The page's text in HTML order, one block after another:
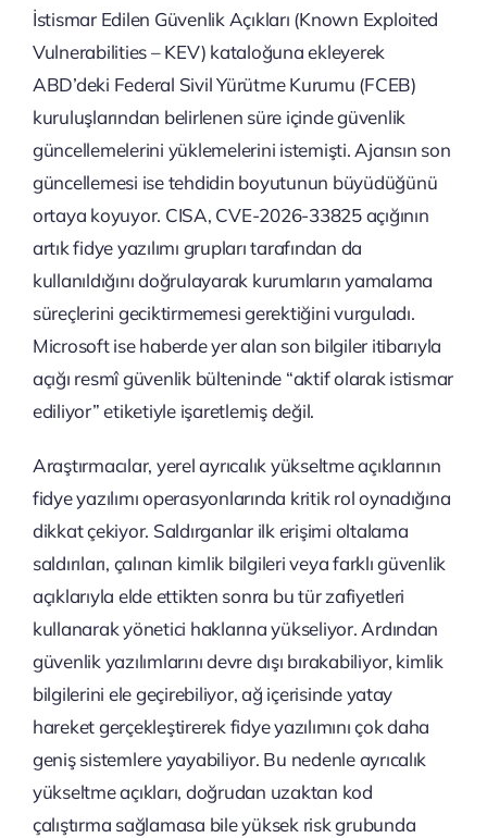
İstismar Edilen Güvenlik Açıkları (Known Exploited
Vulnerabilities – KEV) kataloğuna ekleyerek
ABD’deki Federal Sivil Yürütme Kurumu (FCEB)
kuruluşlarından belirlenen süre içinde güvenlik
güncellemelerini yüklemelerini istemişti. Ajansın son
güncellemesi ise tehdidin boyutunun büyüdüğünü
ortaya koyuyor. CISA, CVE-2026-33825 açığının
artık fidye yazılımı grupları tarafından da
kullanıldığını doğrulayarak kurumların yamalama
süreçlerini geciktirmemesi gerektiğini vurguladı.
Microsoft ise haberde yer alan son bilgiler itibarıyla
açığı resmî güvenlik bülteninde “aktif olarak istismar
ediliyor” etiketiyle işaretlemiş değil.
Araştırmacılar, yerel ayrıcalık yükseltme açıklarının
fidye yazılımı operasyonlarında kritik rol oynadığına
dikkat çekiyor. Saldırganlar ilk erişimi oltalama
saldırıları, çalınan kimlik bilgileri veya farklı güvenlik
açıklarıyla elde ettikten sonra bu tür zafiyetleri
kullanarak yönetici haklarına yükseliyor. Ardından
güvenlik yazılımlarını devre dışı bırakabiliyor, kimlik
bilgilerini ele geçirebiliyor, ağ içerisinde yatay
hareket gerçekleştirerek fidye yazılımını çok daha
geniş sistemlere yayabiliyor. Bu nedenle ayrıcalık
yükseltme açıkları, doğrudan uzaktan kod
çalıştırma sağlamasa bile yüksek risk grubunda